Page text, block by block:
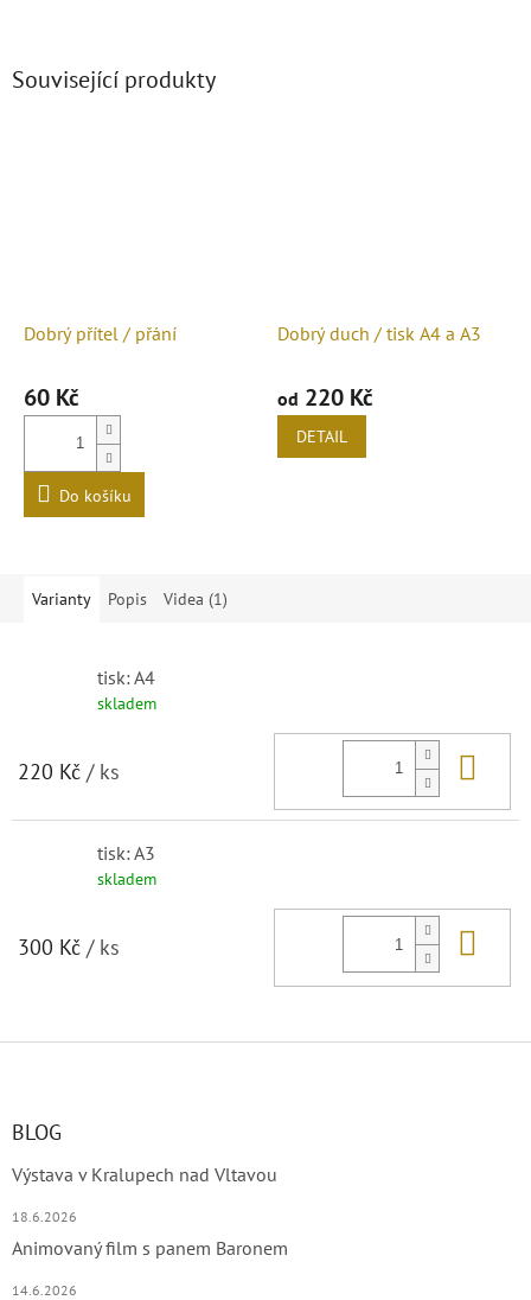
Související produkty
Dobrý přítel / přání
60 Kč
Do košíku
Dobrý duch / tisk A4 a A3
od 220 Kč
DETAIL
Varianty Popis Videa (1)
tisk: A4
skladem
220 Kč / ks
tisk: A3
skladem
300 Kč / ks
Z
BLOG
Výstava v Kralupech nad Vltavou
18.6.2026
Animovaný film s panem Baronem
14.6.2026